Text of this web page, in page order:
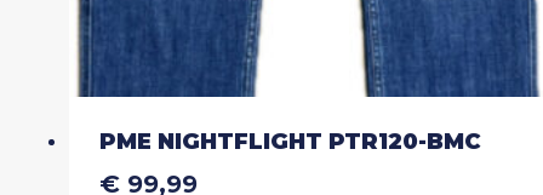
PME NIGHTFLIGHT PTR120-BMC
€99,99